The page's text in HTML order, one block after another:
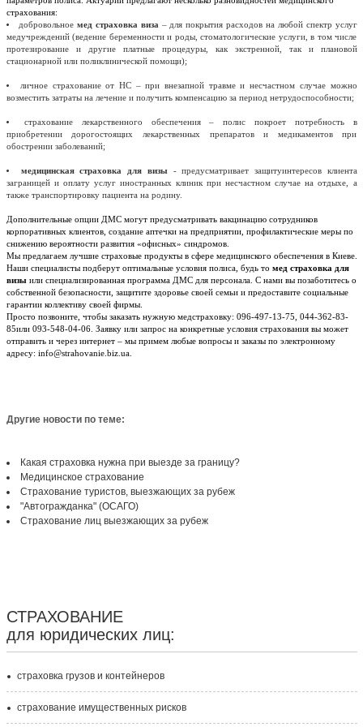
страхования:
добровольное мед страховка виза – для покрытия расходов на любой спектр услуг
медучреждений (ведение беременности и роды, стоматологические услуги, в том числе
протезирование и другие платные процедуры, как экстренной, так и плановой
стационарной или поликлинической помощи);
личное страхование от НС – при внезапной травме и несчастном случае можно
возместить затраты на лечение и получить компенсацию за период нетрудоспособности;
страхование лекарственного обеспечения – полис покроет потребность в
приобретении дорогостоящих лекарственных препаратов и медикаментов при
обострении заболеваний;
медицинская страховка для визы- предусматривает защитуинтересов клиента
заграницей и оплату услуг иностранных клиник при несчастном случае на отдыхе, а
также транспортировку пациента на родину.
Дополнительные опции ДМС могут предусматривать вакцинацию сотрудников
корпоративных клиентов, создание аптечки на предприятии, профилактические меры по
снижению вероятности развития «офисных» синдромов.
Мы предлагаем лучшие страховые продукты в сфере медицинского обеспечения в Киеве.
Наши специалисты подберут оптимальные условия полиса, будь то мед страховка для
визы или специализированная программа ДМС для персонала. С нами вы позаботитесь о
собственной безопасности, защитите здоровье своей семьи и предоставите социальные
гарантии коллективу своей фирмы.
Просто позвоните, чтобы заказать нужную медстраховку: 096-497-13-75, 044-362-83-
85или 093-548-04-06. Заявку или запрос на конкретные условия страхования вы может
отправить и через интернет – мы примем любые вопросы и заказы по электронному
адресу: info@strahovanie.biz.ua.
Другие новости по теме:
Какая страховка нужна при выезде за границу?
Медицинское страхование
Страхование туристов, выезжающих за рубеж
"Автогражданка" (ОСАГО)
Страхование лиц выезжающих за рубеж
СТРАХОВАНИЕ
для юридических лиц:
страховка грузов и контейнеров
страхование имущественных рисков